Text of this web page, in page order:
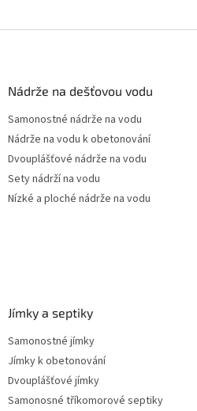
Nádrže na dešťovou vodu
Samonostné nádrže na vodu
Nádrže na vodu k obetonování
Dvouplášťové nádrže na vodu
Sety nádrží na vodu
Nízké a ploché nádrže na vodu
Jímky a septiky
Samonostné jímky
Jímky k obetonování
Dvouplášťové jímky
Samonosné tříkomorové septiky